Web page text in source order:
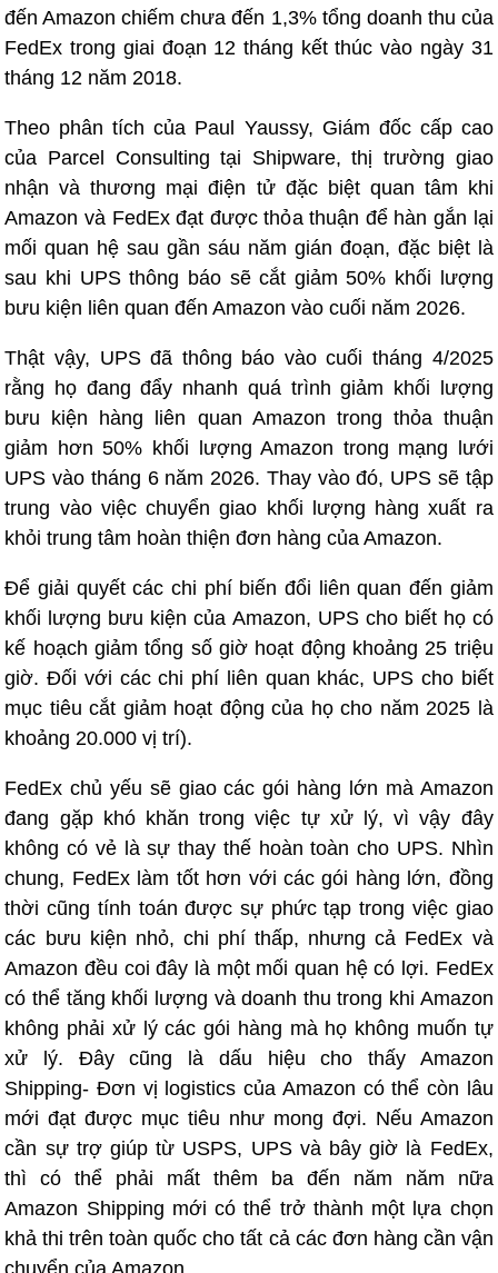
đến Amazon chiếm chưa đến 1,3% tổng doanh thu của
FedEx trong giai đoạn 12 tháng kết thúc vào ngày 31
tháng 12 năm 2018.
Theo phân tích của Paul Yaussy, Giám đốc cấp cao
của Parcel Consulting tại Shipware, thị trường giao
nhận và thương mại điện tử đặc biệt quan tâm khi
Amazon và FedEx đạt được thỏa thuận để hàn gắn lại
mối quan hệ sau gần sáu năm gián đoạn, đặc biệt là
sau khi UPS thông báo sẽ cắt giảm 50% khối lượng
bưu kiện liên quan đến Amazon vào cuối năm 2026.
Thật vậy, UPS đã thông báo vào cuối tháng 4/2025
rằng họ đang đẩy nhanh quá trình giảm khối lượng
bưu kiện hàng liên quan Amazon trong thỏa thuận
giảm hơn 50% khối lượng Amazon trong mạng lưới
UPS vào tháng 6 năm 2026. Thay vào đó, UPS sẽ tập
trung vào việc chuyển giao khối lượng hàng xuất ra
khỏi trung tâm hoàn thiện đơn hàng của Amazon.
Để giải quyết các chi phí biến đổi liên quan đến giảm
khối lượng bưu kiện của Amazon, UPS cho biết họ có
kế hoạch giảm tổng số giờ hoạt động khoảng 25 triệu
giờ. Đối với các chi phí liên quan khác, UPS cho biết
mục tiêu cắt giảm hoạt động của họ cho năm 2025 là
khoảng 20.000 vị trí).
FedEx chủ yếu sẽ giao các gói hàng lớn mà Amazon
đang gặp khó khăn trong việc tự xử lý, vì vậy đây
không có vẻ là sự thay thế hoàn toàn cho UPS. Nhìn
chung, FedEx làm tốt hơn với các gói hàng lớn, đồng
thời cũng tính toán được sự phức tạp trong việc giao
các bưu kiện nhỏ, chi phí thấp, nhưng cả FedEx và
Amazon đều coi đây là một mối quan hệ có lợi. FedEx
có thể tăng khối lượng và doanh thu trong khi Amazon
không phải xử lý các gói hàng mà họ không muốn tự
xử lý. Đây cũng là dấu hiệu cho thấy Amazon
Shipping- Đơn vị logistics của Amazon có thể còn lâu
mới đạt được mục tiêu như mong đợi. Nếu Amazon
cần sự trợ giúp từ USPS, UPS và bây giờ là FedEx,
thì có thể phải mất thêm ba đến năm năm nữa
Amazon Shipping mới có thể trở thành một lựa chọn
khả thi trên toàn quốc cho tất cả các đơn hàng cần vận
chuyển của Amazon.